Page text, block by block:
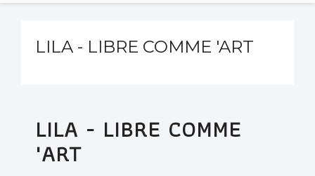
LILA - LIBRE COMME 'ART
LILA - LIBRE COMME
'ART